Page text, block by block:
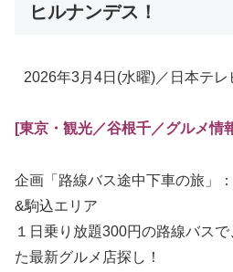
ヒルナンデス！
2026年3月4日 (水曜) ／日本テレ
[東京・観光／谷根千／グルメ情
企画「路線バス途中下車の旅」
&駒込エリア
１日乗り放題300円の路線バス
た最新グルメ店探し！